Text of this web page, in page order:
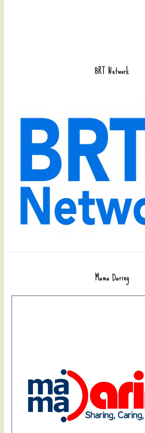
BRT Network
Mama Daring